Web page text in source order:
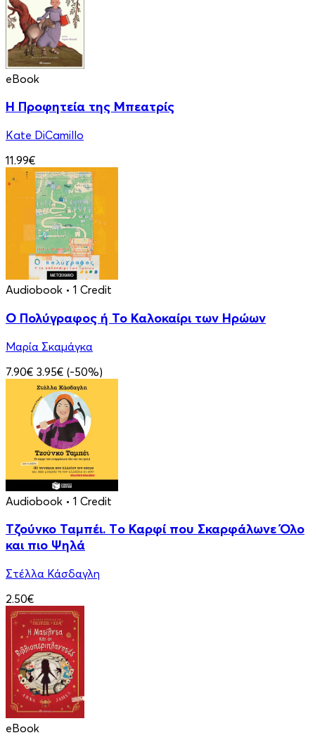
eBook
Η Προφητεία της Μπεατρίς
Kate DiCamillo
11.99€
Audiobook • 1 Credit
Ο Πολύγραφος ή Το Καλοκαίρι των Ηρώων
Μαρία Σκαμάγκα
7.90€ 3.95€ (-50%)
Audiobook • 1 Credit
Τζούνκο Ταμπέι. Tο Καρφί που Σκαρφάλωνε Όλο
και πιο Ψηλά
Στέλλα Κάσδαγλη
2.50€
eBook